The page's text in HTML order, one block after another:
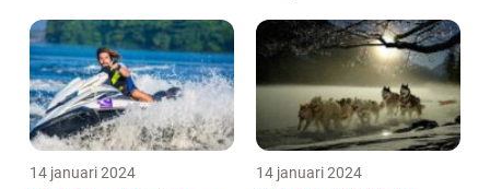
14 januari 2024 14 januari 2024